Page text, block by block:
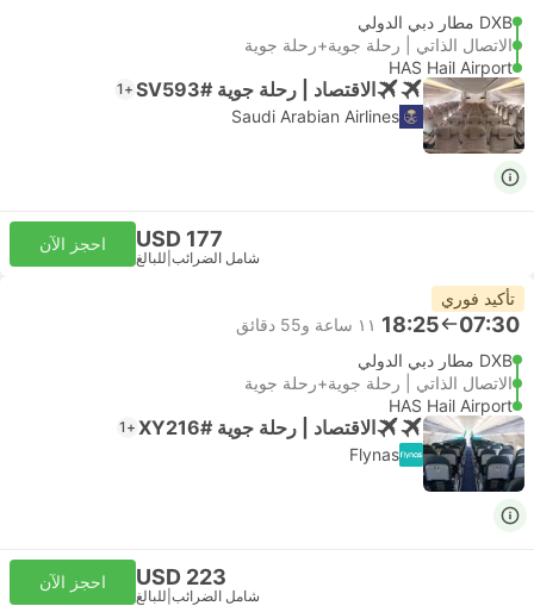
DXB مطار دبي الدولي
الاتصال الذاتي | رحلة جوية+رحلة جوية
HAS Hail Airport
الاقتصاد | رحلة جوية #SV593 +1
Saudi Arabian Airlines
USD 177
شامل الضرائب للبالغ
احجز الآن
تأكيد فوري
07:30
18:25 ١١ ساعة و‫55 دقائق
DXB مطار دبي الدولي
الاتصال الذاتي | رحلة جوية+رحلة جوية
HAS Hail Airport
الاقتصاد | رحلة جوية #XY216 +1
Flynas
USD 223
شامل الضرائب للبالغ
احجز الآن